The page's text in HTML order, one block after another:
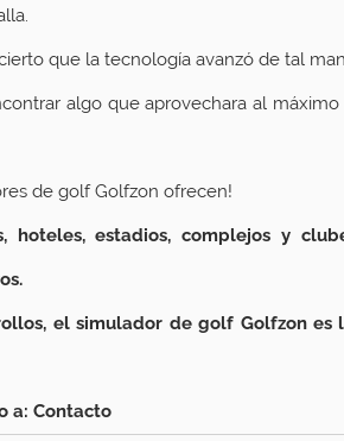
que la tecnología avanzó de tal
algo que aprovechara al
de golf Golfzon ofrecen!
hoteles, estadios, complejos y
el simulador de golf Golfzon
a: Contacto